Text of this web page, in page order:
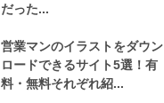
だった...
営業マンのイラストをダウン
ロードできるサイト5選！有
料・無料それぞれ紹...